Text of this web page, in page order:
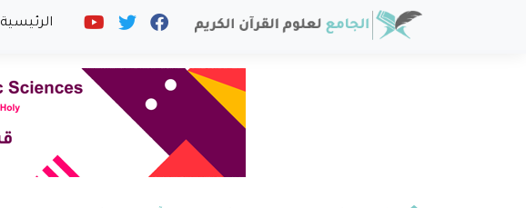
الرئيسية